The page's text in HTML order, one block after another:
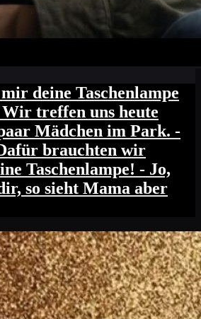
deine Taschenlampe
treffen uns heute
Mädchen im Park. -
brauchten wir
Taschenlampe! - Jo,
so sieht Mama aber